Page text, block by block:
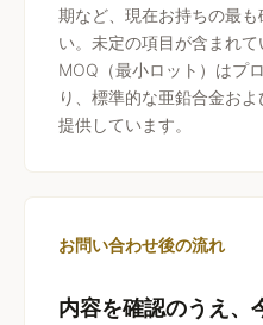
期など、現在お持ちの最
い。未定の項目が含まれて
MOQ（最小ロット）はプ
り、標準的な亜鉛合金お
提供しています。
お問い合わせ後の流れ
内容を確認のうえ、